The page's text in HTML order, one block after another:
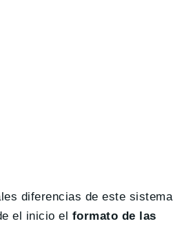
diferencias de este sistema
el inicio el formato de las